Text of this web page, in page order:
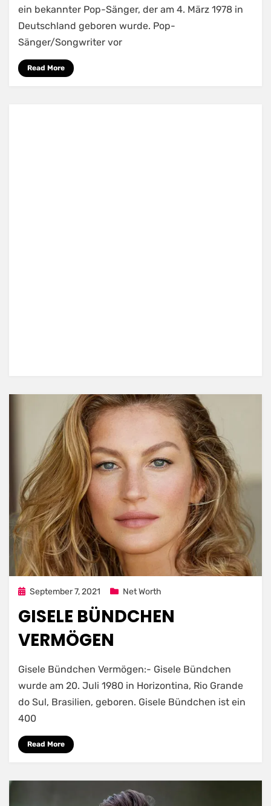
ein bekannter Pop-Sänger, der am 4. März 1978 in
Deutschland geboren wurde. Pop-
Sänger/Songwriter vor
Read More
Posted
September 7, 2021 Net Worth
GISELE BÜNDCHEN
VERMÖGEN
Gisele Bündchen Vermögen:- Gisele Bündchen
wurde am 20. Juli 1980 in Horizontina, Rio Grande
do Sul, Brasilien, geboren. Gisele Bündchen ist ein
400
Read More